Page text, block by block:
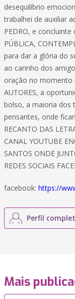
desequilíbrio
trabalhei de auxiliar
PEDRO, e
PÚBLICA,
para dar a glória do
ao carinho dos
oração no momento
AUTORES, a
bolso, a maioria dos
pensantes, onde
RECANTO DAS
CANAL YOUTUBE
SANTOS ONDE
REDES SOCIAIS
facebook: https://
Perfil
Mais